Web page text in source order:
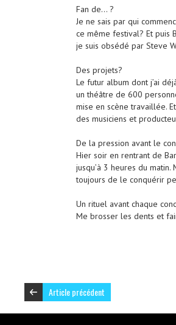
Fan de… ?
Je ne sais par qui
ce même festival? Et puis
je suis obsédé par Steve
Des projets?
Le futur album dont j’ai
un théâtre de 600
mise en scène travaillée.
des musiciens et
De la pression avant le
Hier soir en rentrant de
jusqu’à 3 heures du
toujours de le conquérir
Un rituel avant chaque
Me brosser les dents et
Article précédent